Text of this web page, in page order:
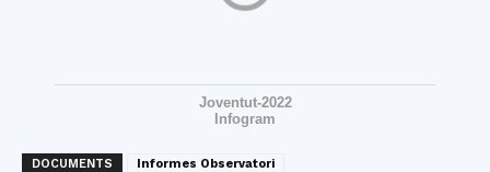
Joventut-2022
Infogram
DOCUMENTS Informes Observatori